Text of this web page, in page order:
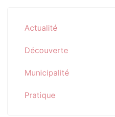
Actualité
Découverte
Municipalité
Pratique